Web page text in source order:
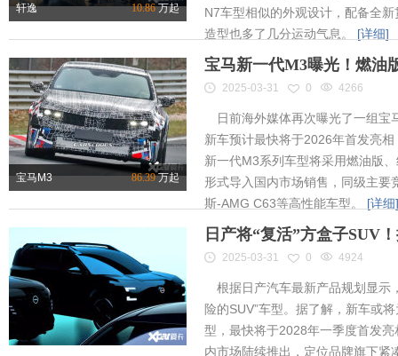
轩逸 10.86万起
N7车型相似的外观设计，配备全
造型也多了几分运动气息。 [详细]
宝马M3 86.39万起
宝马新一代M3曝光！燃油
2025-03-31 0 4266
日前海外媒体再次曝光了一组宝
新车预计最快将于2026年首发亮
新一代M3系列车型将采用燃油版
形式导入国内市场销售，同级主要
斯-AMG C63等高性能车型。 [详细]
日产将“复活”方盒子SUV
2025-03-31 0 4924
根据日产汽车最新产品规划显示
险的SUV”车型。据了解，新车或
型，最快将于2028年一季度首发
内市场陆续推出，定位品牌旗下紧